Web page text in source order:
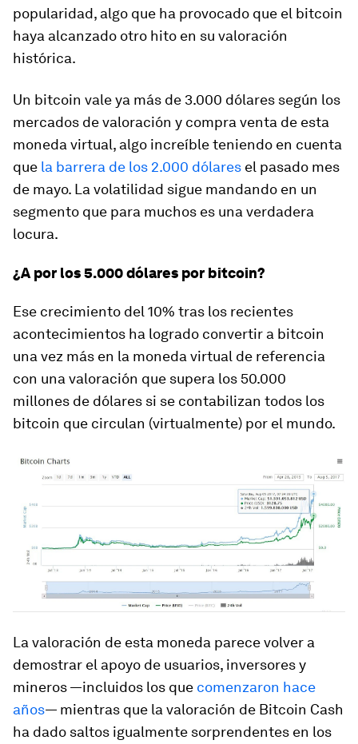
popularidad, algo que ha provocado que el bitcoin
haya alcanzado otro hito en su valoración
histórica.
Un bitcoin vale ya más de 3.000 dólares según los
mercados de valoración y compra venta de esta
moneda virtual, algo increíble teniendo en cuenta
que la barrera de los 2.000 dólares el pasado mes
de mayo. La volatilidad sigue mandando en un
segmento que para muchos es una verdadera
locura.
¿A por los 5.000 dólares por bitcoin?
Ese crecimiento del 10% tras los recientes
acontecimientos ha logrado convertir a bitcoin
una vez más en la moneda virtual de referencia
con una valoración que supera los 50.000
millones de dólares si se contabilizan todos los
bitcoin que circulan (virtualmente) por el mundo.
La valoración de esta moneda parece volver a
demostrar el apoyo de usuarios, inversores y
mineros —incluidos los que comenzaron hace
años— mientras que la valoración de Bitcoin Cash
ha dado saltos igualmente sorprendentes en los